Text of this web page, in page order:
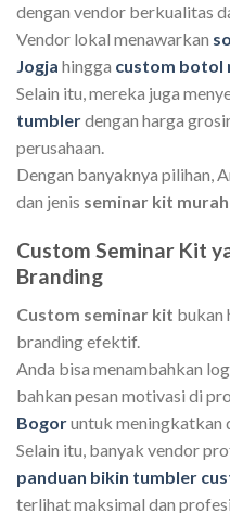
dengan vendor berkualitas
Vendor lokal menawarkan
Jogja hingga custom botol
Selain itu, mereka juga
tumblerdengan harga
perusahaan.
Dengan banyaknya pilihan,
dan jenis seminar kit murah
Custom Seminar Kit
Branding
Custom seminar kit bukan
branding efektif.
Anda bisa menambahkan
bahkan pesan motivasi di
Bogoruntuk meningkatkan
Selain itu, banyak vendor
panduan bikin tumbler
terlihat maksimal dan